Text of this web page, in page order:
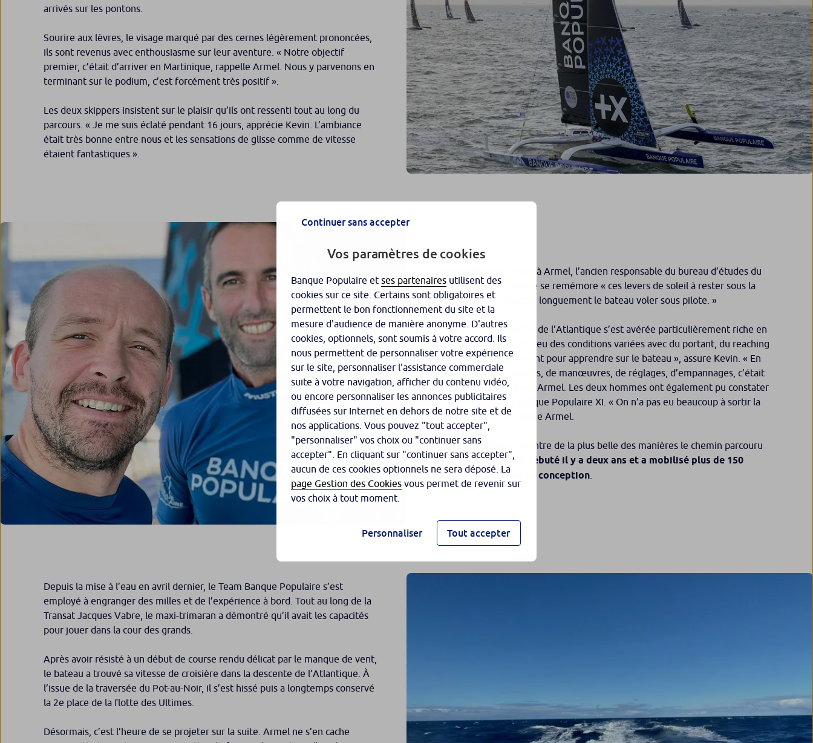
arrivés sur les pontons.
Sourire aux lèvres, le visage marqué par des cernes légèrement prononcées,
ils sont revenus avec enthousiasme sur leur aventure. « Notre objectif
premier, c’était d’arriver en Martinique, rappelle Armel . Nous y parvenons en
terminant sur le podium, c’est forcément très positif ».
Les deux skippers insistent sur le plaisir qu’ils ont ressenti tout au long du
parcours. « Je me suis éclaté pendant 16 jours, apprécie Kevin . L’ambiance
était très bonne entre nous et les sensations de glisse comme de vitesse
étaient fantastiques ».
Venu prêté main forte à Armel, l’ancien responsable du bureau d’études du
Team Banque Populaire se remémore « ces levers de soleil à rester sous la
casquette et à regarder longuement le bateau voler sous pilote. »
À bord, cette traversée de l’Atlantique s’est avérée particulièrement riche en
enseignements. « On a eu des conditions variées avec du portant, du reaching
et c’était très intéressant pour apprendre sur le bateau » , assure Kevin. « En
matière d’automatismes, de manœuvres, de réglages, d’empannages, c’était
passionnant »,poursuit Armel. Les deux hommes ont également pu constater
la fiabilité du Maxi Banque Populaire XI. « On n’a pas eu beaucoup à sortir la
caisse à outils »,souligne Armel.
Leur satisfaction démontre de la plus belle des manières le chemin parcouru
dansce projet qui a débuté il y a deux ans et a mobilisé plus de 150
entreprises lors de sa conception
Depuis la mise à l’eau en avril dernier, le Team Banque Populaire s’est
employé à engranger des milles et de l’expérience à bord. Tout au long de la
Transat Jacques Vabre, le maxi-trimaran a démontré qu’il avait les capacités
pour jouer dans la cour des grands.
Après avoir résisté à un début de course rendu délicat par le manque de vent,
le bateau a trouvé sa vitesse de croisière dans la descente de l’Atlantique. À
l’issue de la traversée du Pot-au-Noir, il s’est hissé puis a longtemps conservé
la 2e place de la flotte des Ultimes.
Désormais, c’est l’heure de se projeter sur la suite. Armel ne s’en cache
Continuer sans accepter
Vos paramètres de cookies
Banque Populaire et ses partenaires utilisent des
cookies sur ce site. Certains sont obligatoires et
permettent le bon fonctionnement du site et la
mesure d'audience de manière anonyme. D'autres
cookies, optionnels, sont soumis à votre accord. Ils
nous permettent de personnaliser votre expérience
sur le site, personnaliser l'assistance commerciale
suite à votre navigation, afficher du contenu vidéo,
ou encore personnaliser les annonces publicitaires
diffusées sur Internet en dehors de notre site et de
nos applications. Vous pouvez "tout accepter",
"personnaliser" vos choix ou "continuer sans
accepter". En cliquant sur "continuer sans accepter",
aucun de ces cookies optionnels ne sera déposé. La
page Gestion des Cookies vous permet de revenir sur
vos choix à tout moment.
Personnaliser Tout accepter